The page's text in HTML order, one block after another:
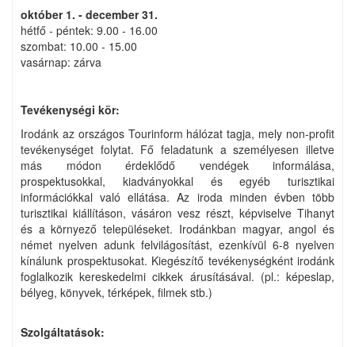
október 1. - december 31.
hétfő - péntek: 9.00 - 16.00
szombat: 10.00 - 15.00
vasárnap: zárva
Tevékenységi kör:
Irodánk az országos Tourinform hálózat tagja, mely non-profit
tevékenységet folytat. Fő feladatunk a személyesen illetve
más módon érdeklődő vendégek informálása,
prospektusokkal, kiadványokkal és egyéb turisztikai
információkkal való ellátása. Az iroda minden évben több
turisztikai kiállításon, vásáron vesz részt, képviselve Tihanyt
és a környező településeket. Irodánkban magyar, angol és
német nyelven adunk felvilágosítást, ezenkívül 6-8 nyelven
kínálunk prospektusokat. Kiegészítő tevékenységként irodánk
foglalkozik kereskedelmi cikkek árusításával. (pl.: képeslap,
bélyeg, könyvek, térképek, filmek stb.)
Szolgáltatások: